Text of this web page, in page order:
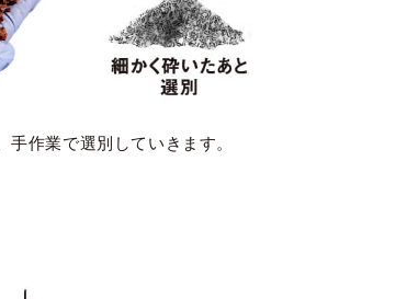
作業で選別していきます。